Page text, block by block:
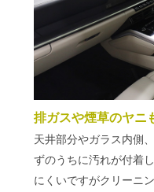
排ガスや煙草のヤニ
天井部分やガラス内側
ずのうちに汚れが付着
にくいですがクリーニ